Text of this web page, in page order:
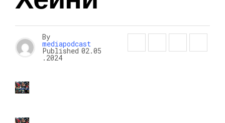
By
mediapodcast
Published 02.05
.2024